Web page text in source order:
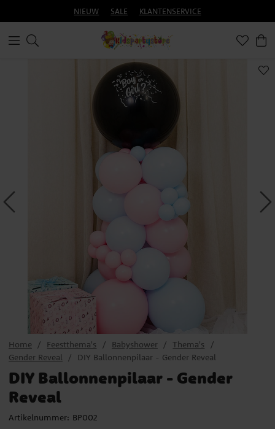
NIEUW SALE KLANTENSERVICE
Home Feestthema's Babyshower
Thema's
Gender Reveal
DIY Ballonnenpilaar - Gender Reveal
DIY Ballonnenpilaar - Gender
Reveal
Artikelnummer: BP002